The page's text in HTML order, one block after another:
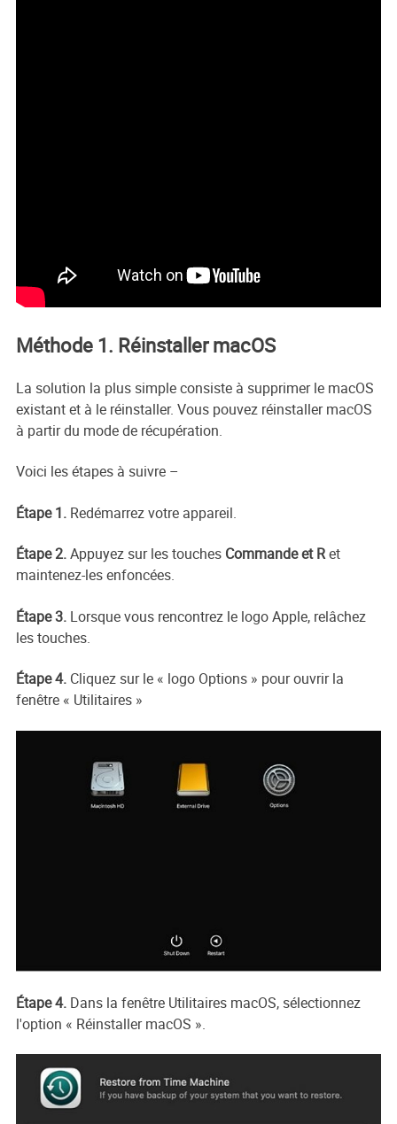
Méthode 1. Réinstaller macOS
La solution la plus simple consiste à supprimer le macOS
existant et à le réinstaller. Vous pouvez réinstaller macOS
à partir du mode de récupération.
Voici les étapes à suivre –
Étape 1.Redémarrez votre appareil.
Étape 2.Appuyez sur les touches Commande et Ret
maintenez-les enfoncées.
Étape 3.Lorsque vous rencontrez le logo Apple, relâchez
les touches.
Étape 4.Cliquez sur le « logo Options » pour ouvrir la
fenêtre « Utilitaires »
Étape 4.Dans la fenêtre Utilitaires macOS, sélectionnez
l'option « Réinstaller macOS ».